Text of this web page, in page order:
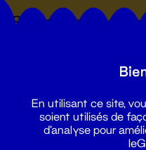
Suivez toutes les
En utilisant ce site,
soient utilisés de
d'analyse pour